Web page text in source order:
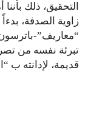
التحقيق، ذلك
زاوية الصدفة،
“معاريف”-
تبرئة نفسه من
قديمة، لإدانته ب